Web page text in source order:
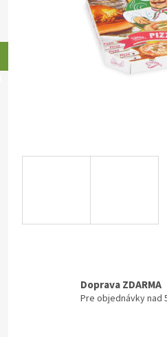
Doprava ZDARMA
Pre objednávky nad